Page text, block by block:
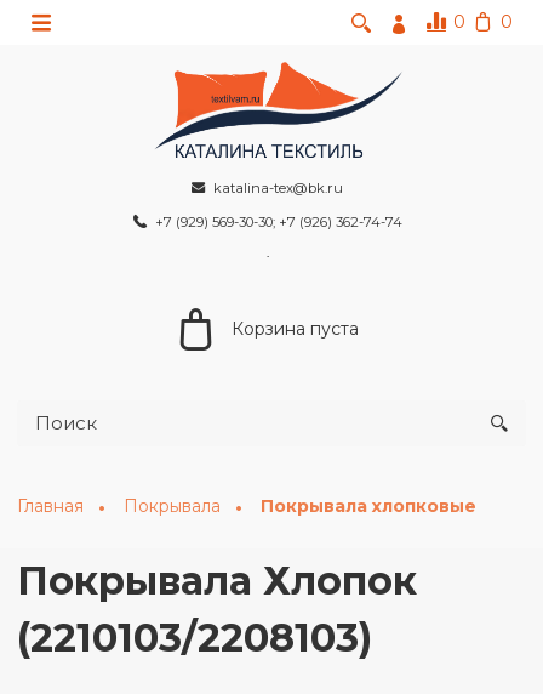
0 0
katalina-tex@bk.ru
+7 (929) 569-30-30; +7 (926) 362-74-74
Корзина пуста
Главная Покрывала Покрывала хлопковые
Покрывала Хлопок
(2210103/2208103)